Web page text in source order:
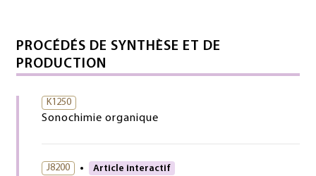
PROCÉDÉS DE SYNTHÈSE ET DE
PRODUCTION
K1250
Sonochimie organique
J8200 Article interactif